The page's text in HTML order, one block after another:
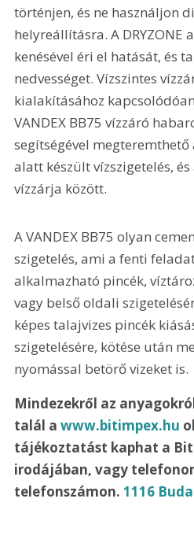
történjen, és ne használjon
helyreállításra. A DRYZONE
kenésével éri el hatását, és
nedvességet. Vízszintes
kialakításához
VANDEX BB75 vízzáró
segítségével
alatt készült vízszigetelés, és
vízzárja között.
A VANDEX BB75 olyan
szigetelés, ami a fenti
alkalmazható pincék,
vagy belső oldali
képes talajvizes pincék
szigetelésére, kötése után
nyomással betörő vizeket is.
Mindezekről az
talál a www.bitimpex.hu
tájékoztatást kaphat a
irodájában, vagy telefonon
telefonszámon. 1116